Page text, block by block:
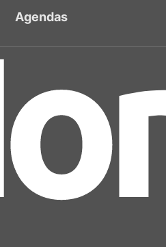
Agendas